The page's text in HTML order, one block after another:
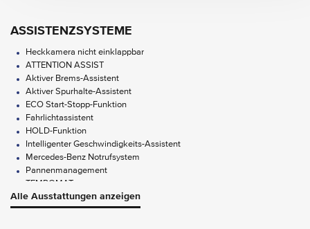
ASSISTENZSYSTEME
Heckkamera nicht einklappbar
ATTENTION ASSIST
Aktiver Brems-Assistent
Aktiver Spurhalte-Assistent
ECO Start-Stopp-Funktion
Fahrlichtassistent
HOLD-Funktion
Intelligenter Geschwindigkeits-Assistent
Mercedes-Benz Notrufsystem
Pannenmanagement
TEMPOMAT
Totwinkel-Assistent
Park-Paket mit Rückfahrkamera
Alle Ausstattungen anzeigen